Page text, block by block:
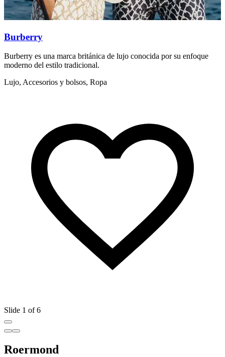
Burberry
Burberry es una marca británica de lujo conocida por su enfoque
moderno del estilo tradicional.
Lujo, Accesorios y bolsos, Ropa
Slide 1 of 6
Roermond